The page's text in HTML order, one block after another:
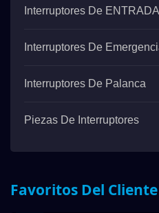
Interruptores De
Interruptores De
Interruptores De Palanca
Piezas De Interruptores
Favoritos Del Cliente